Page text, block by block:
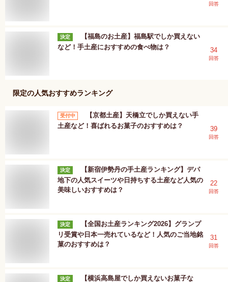
回答
決定
【福島のお土産】福島駅でしか買えない
など！手土産におすすめの食べ物は？
34
回答
限定の人気おすすめランキング
受付中
【京都土産】天橋立でしか買えない手
土産など！喜ばれるお菓子のおすすめは？
39
回答
決定
【新宿伊勢丹の手土産ランキング】デパ
地下の人気スイーツや日持ちする土産など人気の
美味しいおすすめは？
22
回答
決定
【全国お土産ランキング2026】グランプ
リ受賞や日本一売れているなど！人気のご当地銘
菓のおすすめは？
31
回答
決定
【横浜高島屋でしか買えないお菓子な